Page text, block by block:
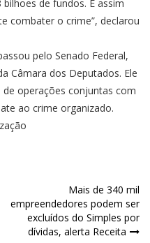
de fundos. É assim
combater o crime”, declarou
pelo Senado Federal,
Câmara dos Deputados. Ele
operações conjuntas com
ao crime organizado.
Mais de 340 mil
empreendedores podem ser
excluídos do Simples por
dívidas, alerta Receita